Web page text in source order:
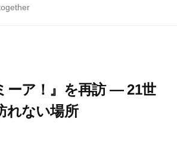
ーア！』を再訪 ― 21世
れない場所